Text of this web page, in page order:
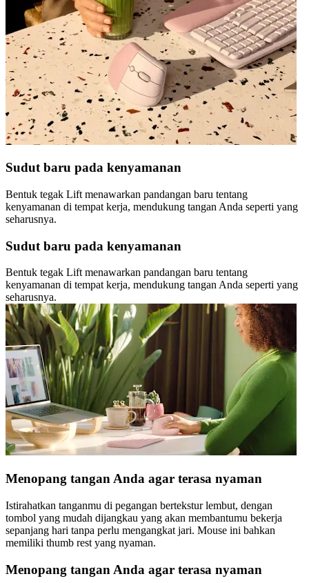
Sudut baru pada kenyamanan
Bentuk tegak Lift menawarkan pandangan baru tentang
kenyamanan di tempat kerja, mendukung tangan Anda seperti yang
seharusnya.
Sudut baru pada kenyamanan
Bentuk tegak Lift menawarkan pandangan baru tentang
kenyamanan di tempat kerja, mendukung tangan Anda seperti yang
seharusnya.
Menopang tangan Anda agar terasa nyaman
Istirahatkan tanganmu di pegangan bertekstur lembut, dengan
tombol yang mudah dijangkau yang akan membantumu bekerja
sepanjang hari tanpa perlu mengangkat jari. Mouse ini bahkan
memiliki thumb rest yang nyaman.
Menopang tangan Anda agar terasa nyaman